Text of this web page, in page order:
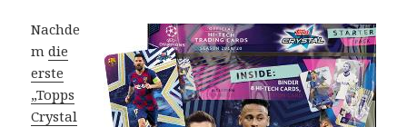
Nachde
mdie
erste
„Topps
Crystal